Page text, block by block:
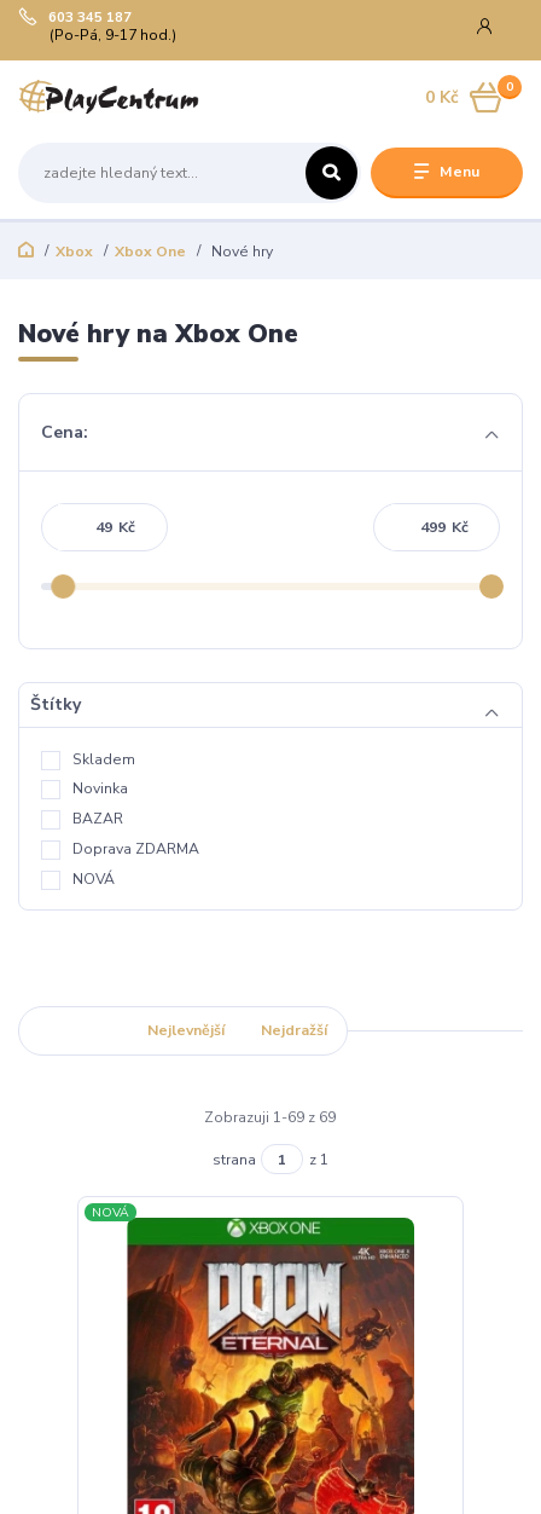
Menu
603 345 187
(Po-Pá, 9-17 hod.)
0
0 Kč
Xbox Xbox One Nové hry
Nové hry na Xbox One
Cena:
Kč Kč
Štítky
Skladem
Novinka
BAZAR
Doprava ZDARMA
NOVÁ
Nejlevnější Nejdražší
Zobrazuji 1-69 z 69
strana z 1
NOVÁ